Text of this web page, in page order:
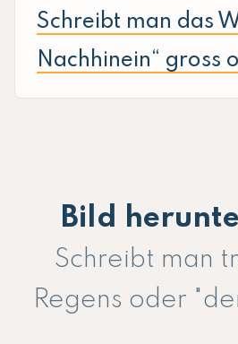
Schreibt man das
Nachhinein“ gross
Bild
Schreibt man
Regens oder